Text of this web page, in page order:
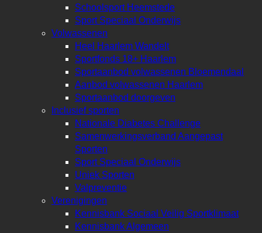
Schoolsport Heemstede
Sport Speciaal Onderwijs
Volwassenen
Heel Haarlem Wandelt
Sportfonds 18+ Haarlem
Sportaanbod volwassenen Bloemendaal
Aanbod volwassenen Haarlem
Sportaanbod doorgeven
Inclusief sporten
Nationale Diabetes Challenge
Samenwerkingsverband Aangepast
Sporten
Sport Speciaal Onderwijs
Uniek Sporten
Valpreventie
Verenigingen
Kennisbank Sociaal Veilig Sportklimaat
Kennisbank Algemeen